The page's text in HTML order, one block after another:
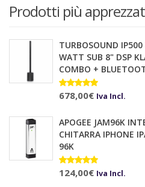
128,00€.
Prodotti più
TURBOSOUND
WATT SUB 8" DSP
COMBO +
Valutato 10.00su 5
678,00€ Iva Incl.
APOGEE JAM96K
CHITARRA IPHONE
96K
Valutato
5.00su 5
124,00€ Iva Incl.